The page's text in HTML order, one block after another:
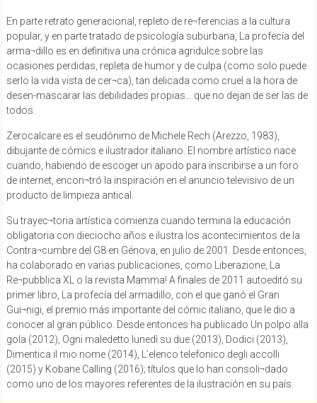
En parte retrato generacional, repleto de re¬ferencias a la cultura
popular, y en parte tratado de psicología suburbana, La profecía del
arma¬dillo es en definitiva una crónica agridulce sobre las
ocasiones perdidas, repleta de humor y de culpa (como solo puede
serlo la vida vista de cer¬ca), tan delicada como cruel a la hora de
desen-mascarar las debilidades propias… que no dejan de ser las de
todos.
Zerocalcare es el seudónimo de Michele Rech (Arezzo, 1983),
dibujante de cómics e ilustrador italiano. El nombre artístico nace
cuando, habiendo de escoger un apodo para inscribirse a un foro
de internet, encon¬tró la inspiración en el anuncio televisivo de un
producto de limpieza antical.
Su trayec¬toria artística comienza cuando termina la educación
obligatoria con dieciocho años e ilustra los acontecimientos de la
Contra¬cumbre del G8 en Génova, en julio de 2001. Desde entonces,
ha colaborado en varias publicaciones, como Liberazione, La
Re¬pubblica XL o la revista Mamma! A finales de 2011 autoeditó su
primer libro, La profecía del armadillo, con el que ganó el Gran
Gui¬nigi, el premio más importante del cómic italiano, que le dio a
conocer al gran público. Desde entonces ha publicado Un polpo alla
gola (2012), Ogni maledetto lunedì su due (2013), Dodici (2013),
Dimentica il mio nome (2014), L’elenco telefonico degli accolli
(2015) y Kobane Calling (2016); títulos que lo han consoli¬dado
como uno de los mayores referentes de la ilustración en su país.